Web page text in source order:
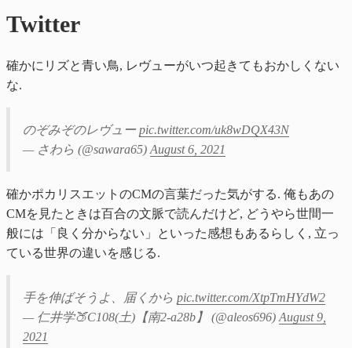
Twitter
確かにリズと青い鳥, レヴューがいつ起きてもおかしくない
な.
のぞみぞのレヴューpic.twitter.com/uk8wDQX43N
— さわら (@sawara65) August 6, 2021
確かポカリスエットのCMの言葉だった気がする. 俺もあの
CMを見たときは百合の文脈で読んだけど, どうやら世間一
般には「良く分からない」といった感想もあるらしく, 立っ
ている世界の違いを感じる.
手を伸ばそうよ、届くから pic.twitter.com/XtpTmHYdW2
— 仁井学🍑C108(土)【南2-a28b】 (@aleos696) August 9,
2021